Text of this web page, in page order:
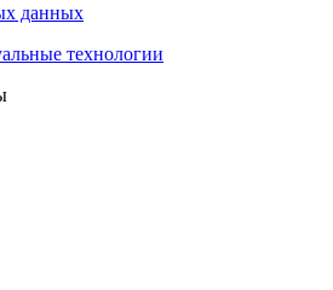
данных
технологии